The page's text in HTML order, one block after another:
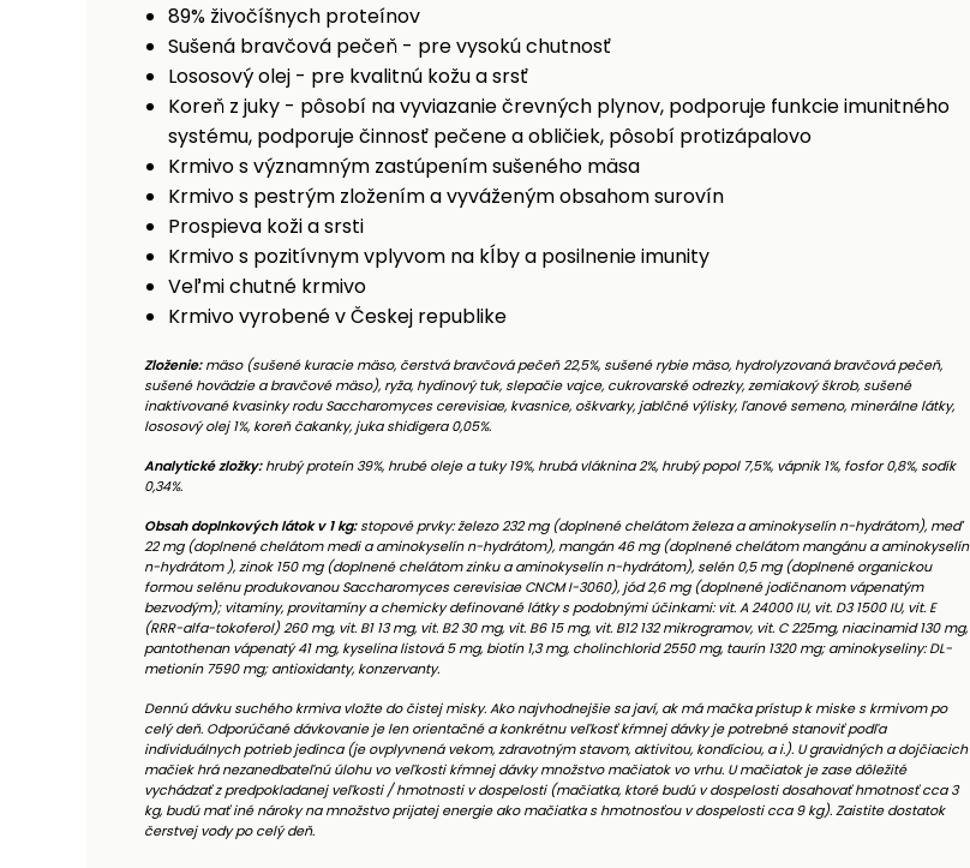
89% živočíšnych proteínov
Sušená bravčová pečeň - pre vysokú chutnosť
Lososový olej - pre kvalitnú kožu a srsť
Koreň z juky - pôsobí na vyviazanie črevných plynov, podporuje funkcie imunitného
systému, podporuje činnosť pečene a obličiek, pôsobí protizápalovo
Krmivo s významným zastúpením sušeného mäsa
Krmivo s pestrým zložením a vyváženým obsahom surovín
Prospieva koži a srsti
Krmivo s pozitívnym vplyvom na kĺby a posilnenie imunity
Veľmi chutné krmivo
Krmivo vyrobené v Českej republike
Zloženie:mäso (sušené kuracie mäso, čerstvábravčová pečeň 22,5%, sušené rybie mäso, hydrolyzovaná bravčová pečeň,
sušené hovädzie a bravčové mäso), ryža, hydinový tuk, slepačie vajce, cukrovarské odrezky, zemiakový škrob, sušené
inaktivované kvasinky rodu Saccharomyces cerevisiae, kvasnice, oškvarky, jablčné výlisky, ľanové semeno, minerálne látky,
lososový olej 1%, koreň čakanky, juka shidigera 0,05%.
Analytické zložky:hrubý proteín 39%, hrubé oleje a tuky 19%, hrubá vláknina 2%, hrubý popol 7,5%, vápnik 1%, fosfor 0,8%, sodík
0,34%.
Obsah doplnkových látok v 1 kg:stopové prvky: železo 232 mg (doplnené chelátom železa a aminokyselín n-hydrátom), meď
22 mg (doplnené chelátom medi a aminokyselín n-hydrátom), mangán 46 mg (doplnené chelátom mangánu a aminokyselín
n-hydrátom ), zinok 150 mg (doplnené chelátom zinku a aminokyselín n-hydrátom), selén 0,5 mg (doplnené organickou
formou selénu produkovanou Saccharomyces cerevisiae CNCM I-3060), jód 2,6 mg (doplnené jodičnanom vápenatým
bezvodým); vitamíny, provitamíny a chemicky definované látky s podobnými účinkami: vit. A 24000 IU, vit. D3 1500 IU, vit. E
(RRR-alfa-tokoferol) 260 mg, vit. B1 13 mg, vit. B2 30 mg, vit. B6 15 mg, vit. B12 132 mikrogramov, vit. C 225mg, niacinamid 130 mg,
pantothenan vápenatý 41 mg, kyselina listová 5 mg, biotín 1,3 mg, cholinchlorid 2550 mg, taurín 1320 mg; aminokyseliny: DL-
metionín 7590 mg; antioxidanty, konzervanty.
Dennú dávku suchého krmiva vložte do čistej misky. Ako najvhodnejšie sa javí, ak má mačka prístup k miske s krmivom po
celý deň. Odporúčané dávkovanie je len orientačné a konkrétnu veľkosť kŕmnej dávky je potrebné stanoviť podľa
individuálnych potrieb jedinca (je ovplyvnená vekom, zdravotným stavom, aktivitou, kondíciou, a i.). U gravidných a dojčiacich
mačiek hrá nezanedbateľnú úlohu vo veľkosti kŕmnej dávky množstvo mačiatok vo vrhu. U mačiatok je zase dôležité
vychádzať z predpokladanej veľkosti / hmotnosti v dospelosti (mačiatka, ktoré budú v dospelosti dosahovať hmotnosť cca 3
kg, budú mať iné nároky na množstvo prijatej energie ako mačiatka s hmotnosťou v dospelosti cca 9 kg). Zaistite dostatok
čerstvej vody po celý deň.